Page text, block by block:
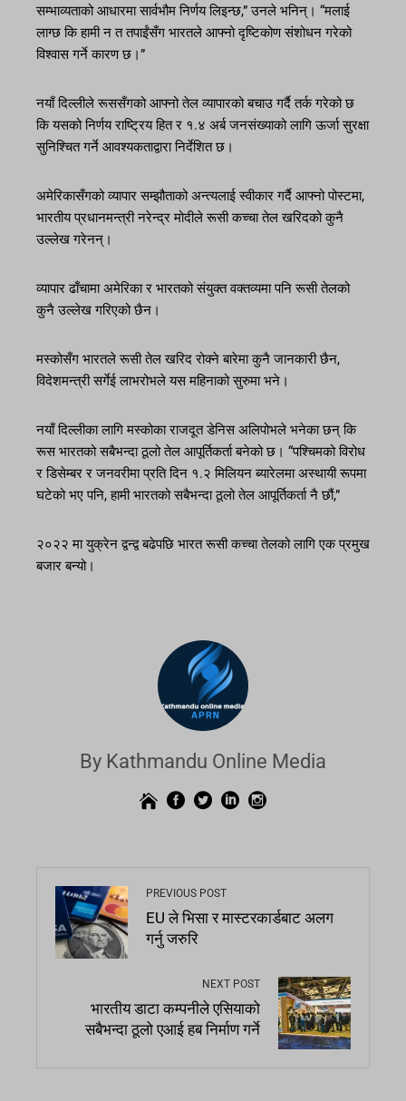
सम्भाव्यताको आधारमा सार्वभौम निर्णय लिइन्छ,” उनले भनिन्। “मलाई
लाग्छ कि हामी न त तपाईंसँग भारतले आफ्नो दृष्टिकोण संशोधन गरेको
विश्वास गर्ने कारण छ।”
नयाँ दिल्लीले रूससँगको आफ्नो तेल व्यापारको बचाउ गर्दै तर्क गरेको छ
कि यसको निर्णय राष्ट्रिय हित र १.४ अर्ब जनसंख्याको लागि ऊर्जा सुरक्षा
सुनिश्चित गर्ने आवश्यकताद्वारा निर्देशित छ।
अमेरिकासँगको व्यापार सम्झौताको अन्त्यलाई स्वीकार गर्दै आफ्नो पोस्टमा,
भारतीय प्रधानमन्त्री नरेन्द्र मोदीले रूसी कच्चा तेल खरिदको कुनै
उल्लेख गरेनन्।
व्यापार ढाँचामा अमेरिका र भारतको संयुक्त वक्तव्यमा पनि रूसी तेलको
कुनै उल्लेख गरिएको छैन।
मस्कोसँग भारतले रूसी तेल खरिद रोक्ने बारेमा कुनै जानकारी छैन,
विदेशमन्त्री सर्गेई लाभरोभले यस महिनाको सुरुमा भने।
नयाँ दिल्लीका लागि मस्कोका राजदूत डेनिस अलिपोभले भनेका छन् कि
रूस भारतको सबैभन्दा ठूलो तेल आपूर्तिकर्ता बनेको छ। “पश्चिमको विरोध
र डिसेम्बर र जनवरीमा प्रति दिन १.२ मिलियन ब्यारेलमा अस्थायी रूपमा
घटेको भए पनि, हामी भारतको सबैभन्दा ठूलो तेल आपूर्तिकर्ता नै छौं,”
२०२२ मा युक्रेन द्वन्द्व बढेपछि भारत रूसी कच्चा तेलको लागि एक प्रमुख
बजार बन्यो।
By Kathmandu Online Media
PREVIOUS POST
EU ले भिसा र मास्टरकार्डबाट अलग
गर्नु जरुरि
NEXT POST
भारतीय डाटा कम्पनीले एसियाको
सबैभन्दा ठूलो एआई हब निर्माण गर्ने